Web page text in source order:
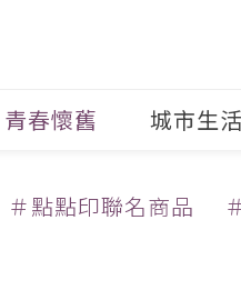
青春懷舊 城市生活
＃點點印聯名商品